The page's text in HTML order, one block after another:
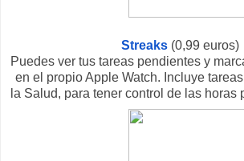
Streaks(0,99 euros)
Puedes ver tus tareas pendientes y
en el propio Apple Watch. Incluye
la Salud, para tener control de las horas